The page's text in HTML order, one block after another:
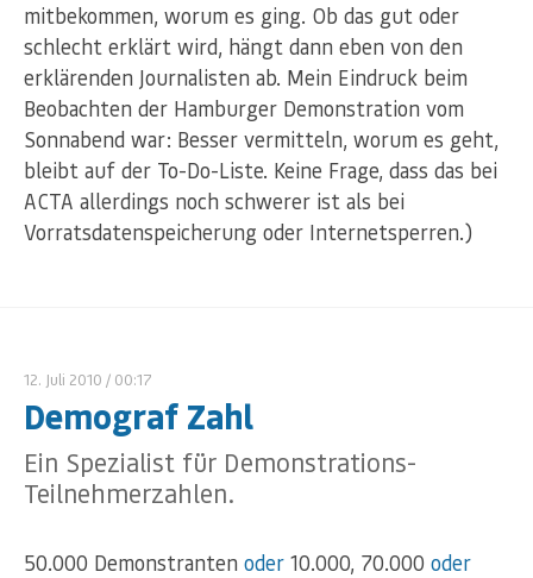
mitbekommen, worum es ging. Ob das gut oder
schlecht erklärt wird, hängt dann eben von den
erklärenden Journalisten ab. Mein Eindruck beim
Beobachten der Hamburger Demonstration vom
Sonnabend war: Besser vermitteln, worum es geht,
bleibt auf der To-Do-Liste. Keine Frage, dass das bei
ACTA allerdings noch schwerer ist als bei
Vorratsdatenspeicherung oder Internetsperren.)
12. Juli 2010 / 00:17
Demograf Zahl
Ein Spezialist für Demonstrations-
Teilnehmerzahlen.
50.000 Demonstranten oder 10.000, 70.000 oder